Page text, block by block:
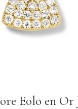
Eolo en Or